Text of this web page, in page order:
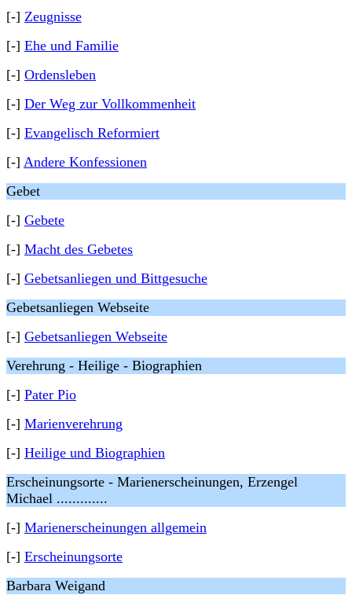
[-] Zeugnisse
[-] Ehe und Familie
[-] Ordensleben
[-] Der Weg zur Vollkommenheit
[-] Evangelisch Reformiert
[-] Andere Konfessionen
Gebet
[-] Gebete
[-] Macht des Gebetes
[-] Gebetsanliegen und Bittgesuche
Gebetsanliegen Webseite
[-] Gebetsanliegen Webseite
Verehrung - Heilige - Biographien
[-] Pater Pio
[-] Marienverehrung
[-] Heilige und Biographien
Erscheinungsorte - Marienerscheinungen, Erzengel
Michael .............
[-] Marienerscheinungen allgemein
[-] Erscheinungsorte
Barbara Weigand